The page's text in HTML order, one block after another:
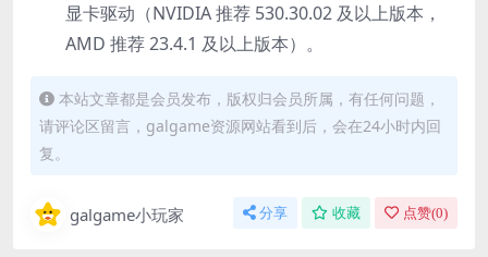
显卡驱动（NVIDIA 推荐 530.30.02 及以上版本，
AMD 推荐 23.4.1 及以上版本）。
本站文章都是会员发布，版权归会员所属，有任何问题，
请评论区留言，galgame资源网站看到后，会在24小时内回
复。
galgame小玩家 分享 收藏 点赞(0)